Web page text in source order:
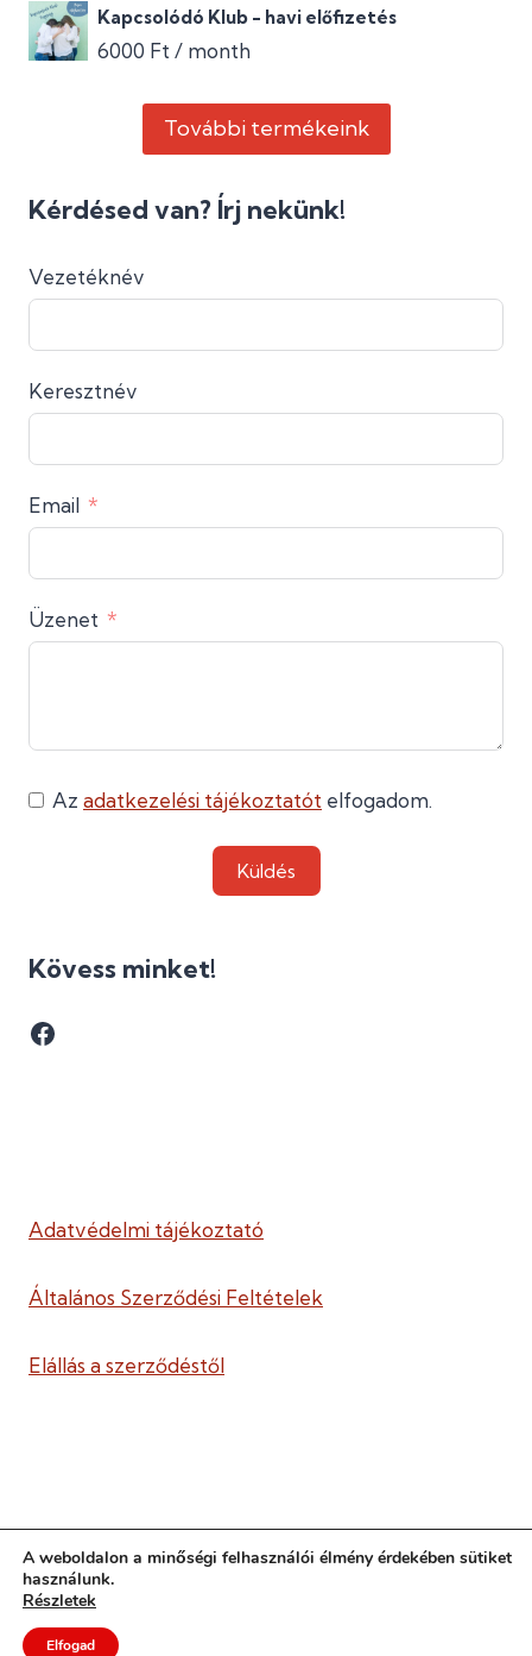
Kapcsolódó Klub - havi előfizetés
6000 Ft / month
További termékeink
Kérdésed van? Írj nekünk!
Vezetéknév
Keresztnév
Email
Üzenet
Az adatkezelési tájékoztatót elfogadom.
Küldés
Kövess minket!
Facebook
Adatvédelmi tájékoztató
Általános Szerződési Feltételek
Elállás a szerződéstől
2016-2026 © Kapcsolódó Nevelés Egyesület ·
A weboldalon a minőségi felhasználói élmény érdekében sütiket
használunk.
Részletek
Elfogad